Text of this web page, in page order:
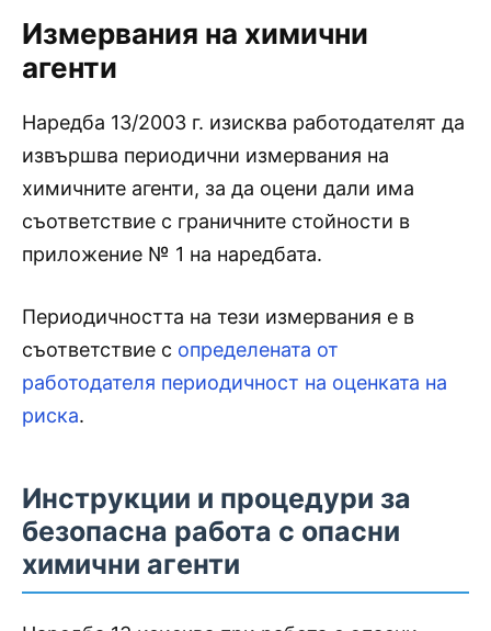
Измервания на химични
агенти
Наредба 13/2003 г. изисква работодателят да
извършва периодични измервания на
химичните агенти, за да оцени дали има
съответствие с граничните стойности в
приложение № 1 на наредбата.
Периодичността на тези измервания е в
съответствие с определената от
работодателя периодичност на оценката на
риска.
Инструкции и процедури за
безопасна работа с опасни
химични агенти